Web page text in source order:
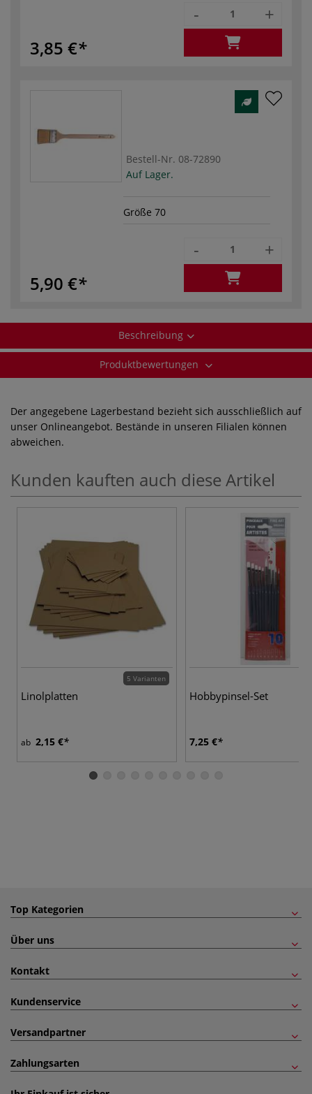
3,85 €
- +
Bestell-Nr. 08-72890
Auf Lager.
Größe 70
5,90 €
- +
Beschreibung
Produktbewertungen
Der angegebene Lagerbestand bezieht sich ausschließlich auf
unser Onlineangebot. Bestände in unseren Filialen können
abweichen.
Kunden kauften auch diese Artikel
5 Varianten
Linolplatten
ab 2,15 €
Hobbypinsel-Set
7,25 €
Top Kategorien
Über uns
Kontakt
Kundenservice
Versandpartner
Zahlungsarten